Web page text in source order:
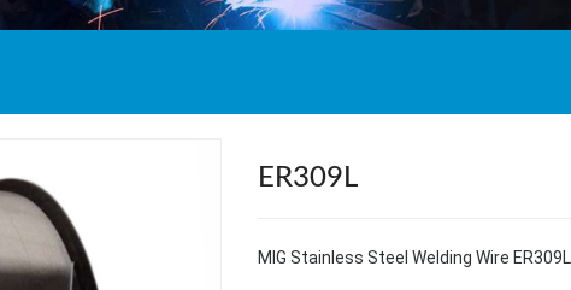
ER309L
MIG Stainless Steel Welding Wire ER309L